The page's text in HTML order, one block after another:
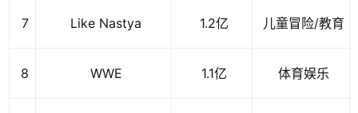
7 Like Nastya 1.2亿 儿童冒险/教育
8 WWE 1.1亿 体育娱乐